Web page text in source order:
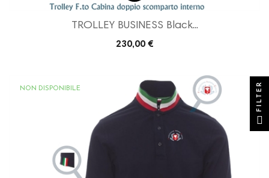
TROLLEY BUSINESS Black...
230,00 €
NON DISPONIBILE FILTER